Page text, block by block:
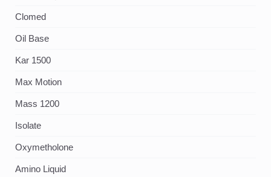
Clomed
Oil Base
Kar 1500
Max Motion
Mass 1200
Isolate
Oxymetholone
Amino Liquid